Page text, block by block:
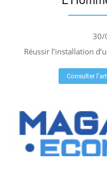
30/
Réussir l’installation
Consulter